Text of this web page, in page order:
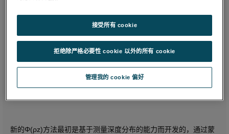
新的Φ(ρz)方法最初是基于测量深度分布的能力而开发的，通过蒙
管理我的 cookie 偏好
拒绝除严格必要性 cookie 以外的所有 cookie
接受所有 cookie